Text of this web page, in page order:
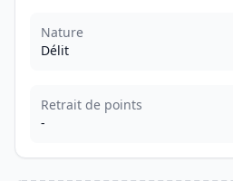
Nature
Délit
Retrait de points
-